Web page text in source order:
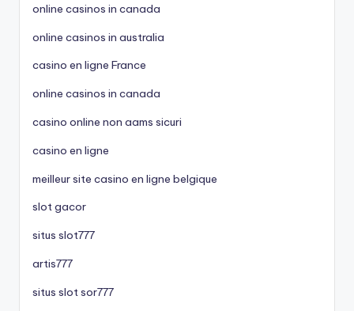
online casinos in canada
online casinos in australia
casino en ligne France
online casinos in canada
casino online non aams sicuri
casino en ligne
meilleur site casino en ligne belgique
slot gacor
situs slot777
artis777
situs slot sor777